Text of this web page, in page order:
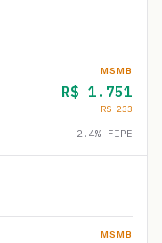
MSMB
R$ 1.751
−R$ 233
2.4% FIPE
MSMB